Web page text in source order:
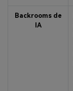
Backrooms de
IA